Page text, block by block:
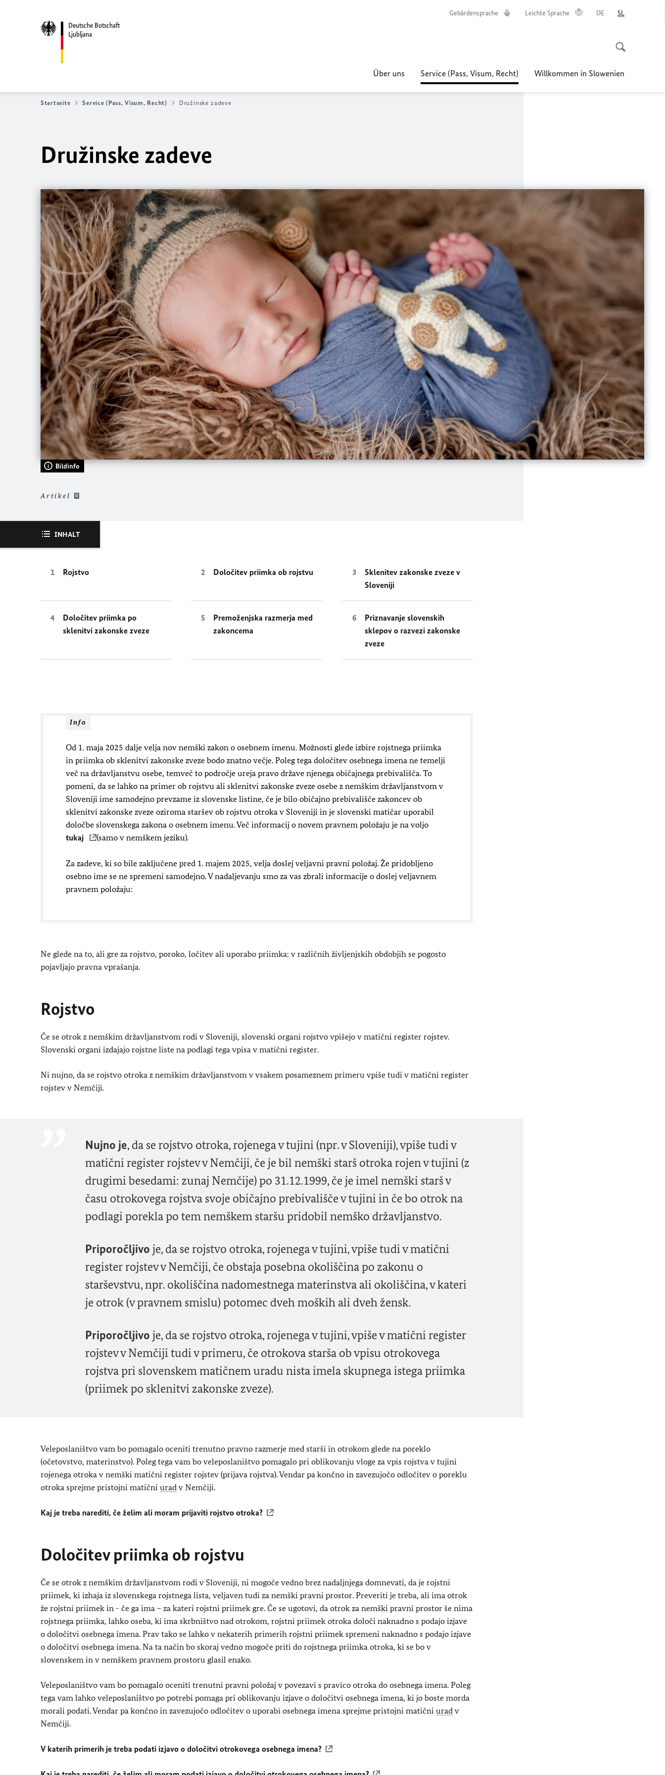
Deutsche Botschaft
Ljubljana
Gebärdensprache Leichte Sprache DE SL
Über uns Service (Pass, Visum, Recht) Willkommen in Slowenien
Startseite Service (Pass, Visum, Recht) Družinske zadeve
Družinske zadeve
Bildinfo
Artikel
INHALT
Rojstvo Določitev priimka ob rojstvu
Sklenitev zakonske zveze v
Sloveniji
Določitev priimka po
sklenitvi zakonske zveze
Premoženjska razmerja med
zakoncema
Priznavanje slovenskih
sklepov o razvezi zakonske
zveze
Info
Od 1. maja 2025 dalje velja nov nemški zakon o osebnem imenu. Možnosti glede izbire rojstnega priimka
in priimka ob sklenitvi zakonske zveze bodo znatno večje. Poleg tega določitev osebnega imena ne temelji
več na državljanstvu osebe, temveč to področje ureja pravo države njenega običajnega prebivališča. To
pomeni, da se lahko na primer ob rojstvu ali sklenitvi zakonske zveze osebe z nemškim državljanstvom v
Sloveniji ime samodejno prevzame iz slovenske listine, če je bilo običajno prebivališče zakoncev ob
sklenitvi zakonske zveze oziroma staršev ob rojstvu otroka v Sloveniji in je slovenski matičar uporabil
določbe slovenskega zakona o osebnem imenu. Več informacij o novem pravnem položaju je na voljo
tukaj
(samo v nemškem jeziku).
Za zadeve, ki so bile zaključene pred 1. majem 2025, velja doslej veljavni pravni položaj. Že pridobljeno
osebno ime se ne spremeni samodejno. V nadaljevanju smo za vas zbrali informacije o doslej veljavnem
pravnem položaju:
Ne glede na to, ali gre za rojstvo, poroko, ločitev ali uporabo priimka: v različnih življenjskih obdobjih se pogosto
pojavljajo pravna vprašanja.
Rojstvo
Če se otrok z nemškim državljanstvom rodi v Sloveniji, slovenski organi rojstvo vpišejo v matični register rojstev.
Slovenski organi izdajajo rojstne liste na podlagi tega vpisa v matični register.
Ni nujno, da se rojstvo otroka z nemškim državljanstvom v vsakem posameznem primeru vpiše tudi v matični register
rojstev v Nemčiji.
Nujno je, da se rojstvo otroka, rojenega v tujini (npr. v Sloveniji), vpiše tudi v
matični register rojstev v Nemčiji, če je bil nemški starš otroka rojen v tujini (z
drugimi besedami: zunaj Nemčije) po 31.12.1999, če je imel nemški starš v
času otrokovega rojstva svoje običajno prebivališče v tujini in če bo otrok na
podlagi porekla po tem nemškem staršu pridobil nemško državljanstvo.
Priporočljivo je, da se rojstvo otroka, rojenega v tujini, vpiše tudi v matični
register rojstev v Nemčiji, če obstaja posebna okoliščina po zakonu o
starševstvu, npr. okoliščina nadomestnega materinstva ali okoliščina, v kateri
je otrok (v pravnem smislu) potomec dveh moških ali dveh žensk.
Priporočljivo je, da se rojstvo otroka, rojenega v tujini, vpiše v matični register
rojstev v Nemčiji tudi v primeru, če otrokova starša ob vpisu otrokovega
rojstva pri slovenskem matičnem uradu nista imela skupnega istega priimka
(priimek po sklenitvi zakonske zveze).
Veleposlaništvo vam bo pomagalo oceniti trenutno pravno razmerje med starši in otrokom glede na poreklo
(očetovstvo, materinstvo). Poleg tega vam bo veleposlaništvo pomagalo pri oblikovanju vloge za vpis rojstva v tujini
rojenega otroka v nemški matični register rojstev (prijava rojstva). Vendar pa končno in zavezujočo odločitev o poreklu
otroka sprejme pristojni matični urad v Nemčiji.
Kaj je treba narediti, če želim ali moram prijaviti rojstvo otroka?
Določitev priimka ob rojstvu
Če se otrok z nemškim državljanstvom rodi v Sloveniji, ni mogoče vedno brez nadaljnjega domnevati, da je rojstni
priimek, ki izhaja iz slovenskega rojstnega lista, veljaven tudi za nemški pravni prostor. Preveriti je treba, ali ima otrok
že rojstni priimek in - če ga ima – za kateri rojstni priimek gre. Če se ugotovi, da otrok za nemški pravni prostor še nima
rojstnega priimka, lahko oseba, ki ima skrbništvo nad otrokom, rojstni priimek otroka določi naknadno s podajo izjave
o določitvi osebnega imena. Prav tako se lahko v nekaterih primerih rojstni priimek spremeni naknadno s podajo izjave
o določitvi osebnega imena. Na ta način bo skoraj vedno mogoče priti do rojstnega priimka otroka, ki se bo v
slovenskem in v nemškem pravnem prostoru glasil enako.
Veleposlaništvo vam bo pomagalo oceniti trenutni pravni položaj v povezavi s pravico otroka do osebnega imena. Poleg
tega vam lahko veleposlaništvo po potrebi pomaga pri oblikovanju izjave o določitvi osebnega imena, ki jo boste morda
morali podati. Vendar pa končno in zavezujočo odločitev o uporabi osebnega imena sprejme pristojni matični urad v
Nemčiji.
V katerih primerih je treba podati izjavo o določitvi otrokovega osebnega imena?